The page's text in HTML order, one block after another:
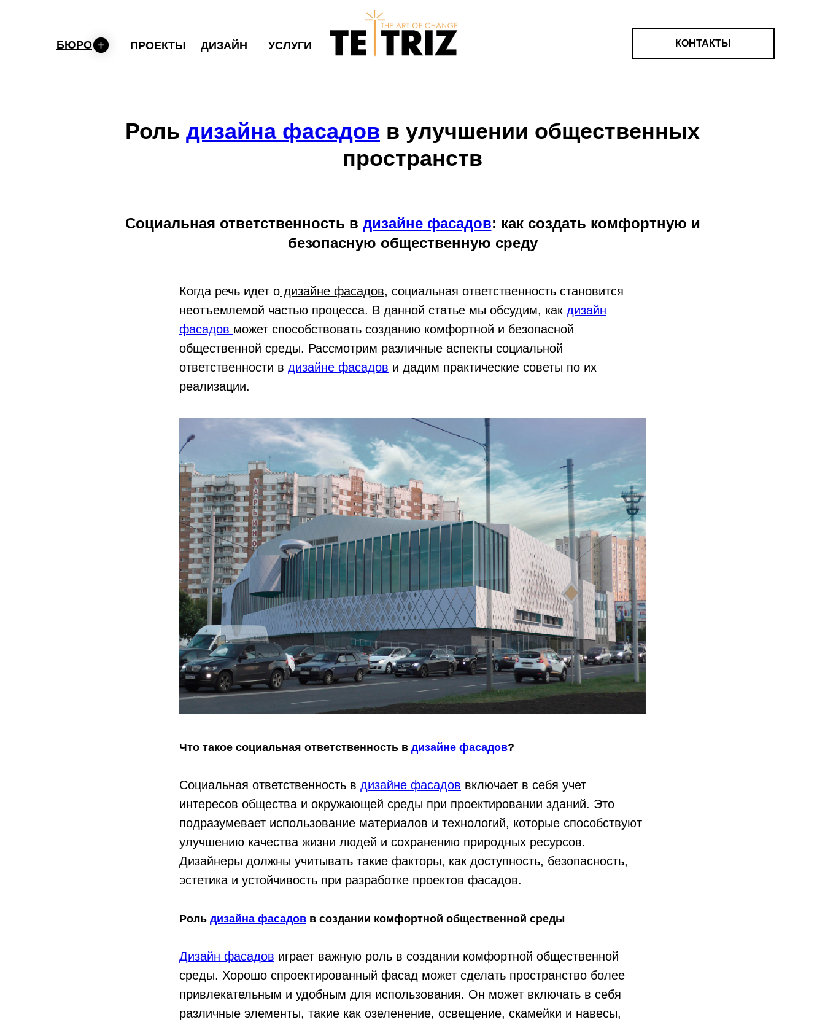
ПРОЕКТЫ ДИЗАЙН КОНТАКТЫ
УСЛУГИ
БЮРО
Роль дизайна фасадов в улучшении общественных
пространств
Социальная ответственность в дизайне фасадов: как создать комфортную и
безопасную общественную среду
Когда речь идет о дизайне фасадов, социальная ответственность становится
неотъемлемой частью процесса. В данной статье мы обсудим, как дизайн
фасадов может способствовать созданию комфортной и безопасной
общественной среды. Рассмотрим различные аспекты социальной
ответственности в дизайне фасадов и дадим практические советы по их
реализации.
Что такое социальная ответственность в дизайне фасадов?
Социальная ответственность в дизайне фасадов включает в себя учет
интересов общества и окружающей среды при проектировании зданий. Это
подразумевает использование материалов и технологий, которые способствуют
улучшению качества жизни людей и сохранению природных ресурсов.
Дизайнеры должны учитывать такие факторы, как доступность, безопасность,
эстетика и устойчивость при разработке проектов фасадов.
Роль дизайна фасадов в создании комфортной общественной среды
Дизайн фасадов играет важную роль в создании комфортной общественной
среды. Хорошо спроектированный фасад может сделать пространство более
привлекательным и удобным для использования. Он может включать в себя
различные элементы, такие как озеленение, освещение, скамейки и навесы,